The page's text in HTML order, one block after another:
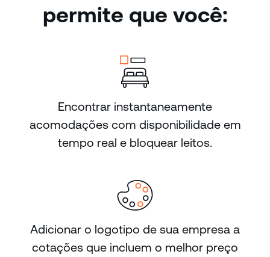
permite que você:
Encontrar instantaneamente
acomodações com disponibilidade em
tempo real e bloquear leitos.
Adicionar o logotipo de sua empresa a
cotações que incluem o melhor preço